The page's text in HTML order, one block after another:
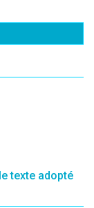
texte adopté